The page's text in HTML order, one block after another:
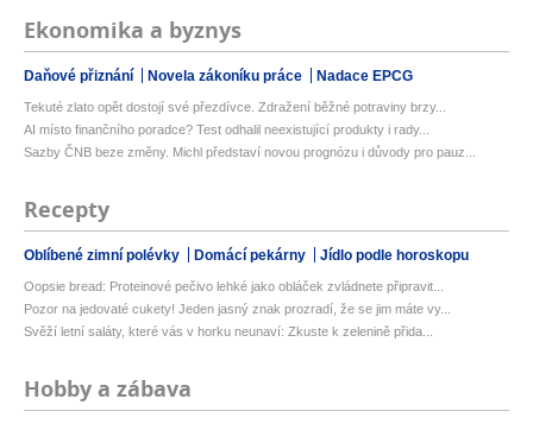
Ekonomika a byznys
Daňové přiznání Novela zákoníku práce Nadace EPCG
Tekuté zlato opět dostojí své přezdívce. Zdražení běžné potraviny brzy...
AI místo finančního poradce? Test odhalil neexistující produkty i rady...
Sazby ČNB beze změny. Michl představí novou prognózu i důvody pro pauz...
Recepty
Oblíbené zimní polévky Domácí pekárny Jídlo podle horoskopu
Oopsie bread: Proteinové pečivo lehké jako obláček zvládnete připravit...
Pozor na jedovaté cukety! Jeden jasný znak prozradí, že se jim máte vy...
Svěží letní saláty, které vás v horku neunaví: Zkuste k zelenině přida...
Hobby a zábava